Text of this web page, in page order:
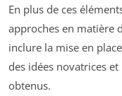
En plus de ces
approches en matière
inclure la mise en
des idées novatrices
obtenus.